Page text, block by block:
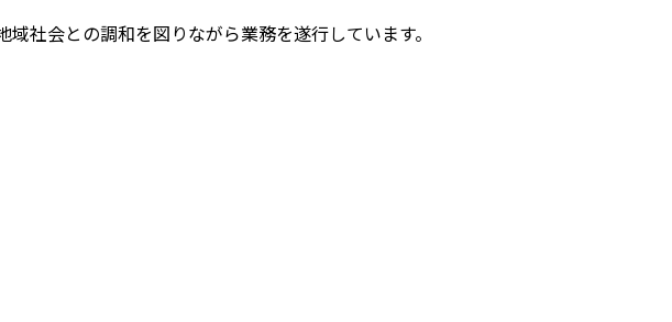
社会との調和を図りながら業務を遂行しています。